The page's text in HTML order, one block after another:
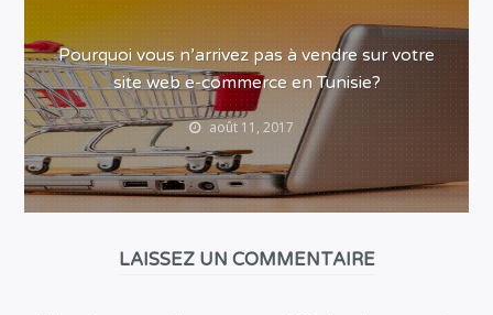
Pourquoi vous n’arrivez pas à vendre sur votre
site web e-commerce en Tunisie?
août 11, 2017
LAISSEZ UN COMMENTAIRE